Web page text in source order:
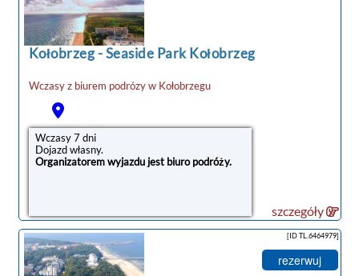
Kołobrzeg-Seaside Park Kołobrzeg
Wczasy z biurem podrózy w Kołobrzegu
Wczasy 7 dni
Dojazd własny.
Organizatorem wyjazdu jest biuro podróży.
szczegóły
[ID TL.6464979]
rezerwuj